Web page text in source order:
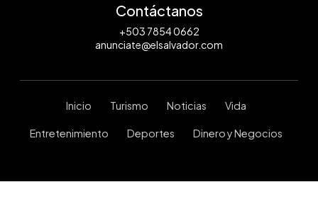
Contáctanos
+503 7854 0662
anunciate@elsalvador.com
Inicio Turismo Noticias Vida
Entretenimiento Deportes Dinero y Negocios